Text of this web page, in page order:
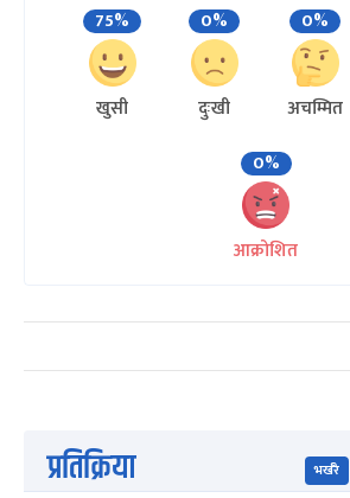
75%
खुसी
0%
दुःखी
0%
अचम्मित
0%
आक्रोशित
प्रतिक्रिया भर्खरै